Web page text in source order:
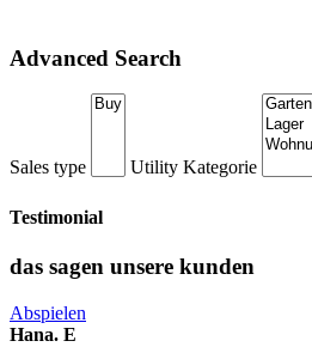
Advanced Search
Sales type Utility Kategorie
Testimonial
das sagen unsere kunden
Abspielen
Hana. E